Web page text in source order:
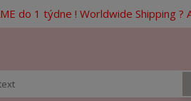
do 1 týdne ! Worldwide Shipping ?